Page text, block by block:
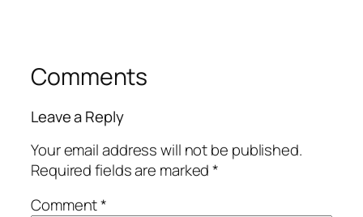
Comments
Leave a Reply
Your email address will not be published.
Required fields are marked*
Comment*